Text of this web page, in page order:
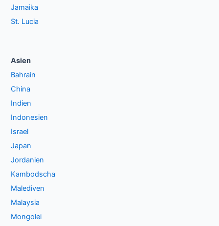
Jamaika
St. Lucia
Asien
Bahrain
China
Indien
Indonesien
Israel
Japan
Jordanien
Kambodscha
Malediven
Malaysia
Mongolei